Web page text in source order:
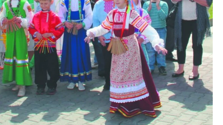
код начинается с
Мощение крупноформатными
становится новым
благоустройства
Смелость архитектурных
Генеральный директор
ЗИАС — об эстетике
трендах в фасадах и
СТРОИТЕЛЬСТВО